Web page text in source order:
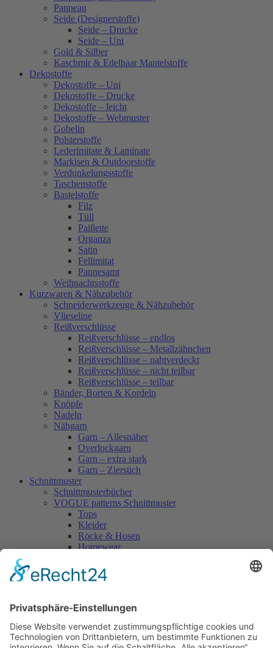
Panneau
Seide (Designerstoffe)
Seide – Drucke
Seide – Uni
Gold & Silber
Kaschmir & Edelhaar Mantelstoffe
Dekostoffe
Dekostoffe – Uni
Dekostoffe – Drucke
Dekostoffe – leicht
Dekostoffe – Webmuster
Gobelin
Polsterstoffe
Lederimitate & Laminate
Markisen & Outdoorstoffe
Verdunkelungsstoffe
Taschenstoffe
Bastelstoffe
Filz
Tüll
Paillette
Organza
Satin
Fellimitat
Pannesamt
Weihnachtsstoffe
Kurzwaren & Nähzubehör
Schneiderwerkzeuge & Nähzubehör
Vlieseline
Reißverschlüsse
Reißverschlüsse – endlos
Reißverschlüsse – Metallzähnchen
Reißverschlüsse – nahtverdeckt
Reißverschlüsse – nicht teilbar
Reißverschlüsse – teilbar
Bänder, Borten & Kordeln
Knöpfe
Nadeln
Nähgarn
Garn – Allesnäher
Overlockgarn
Garn – extra stark
Garn – Zierstich
Schnittmuster
Schnittmusterbücher
VOGUE patterns Schnittmuster
Tops
Kleider
Röcke & Hosen
Homewear
Vogue Vintage
Herren
Accessoires
Einzelschnittmuster Burda
Tops
Kleider